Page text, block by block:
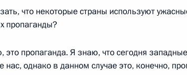
Москва
среда
что некоторые страны используют
пропаганды?
это пропаганда. Я знаю, что сегодня
однако в данном случае это, конечно,